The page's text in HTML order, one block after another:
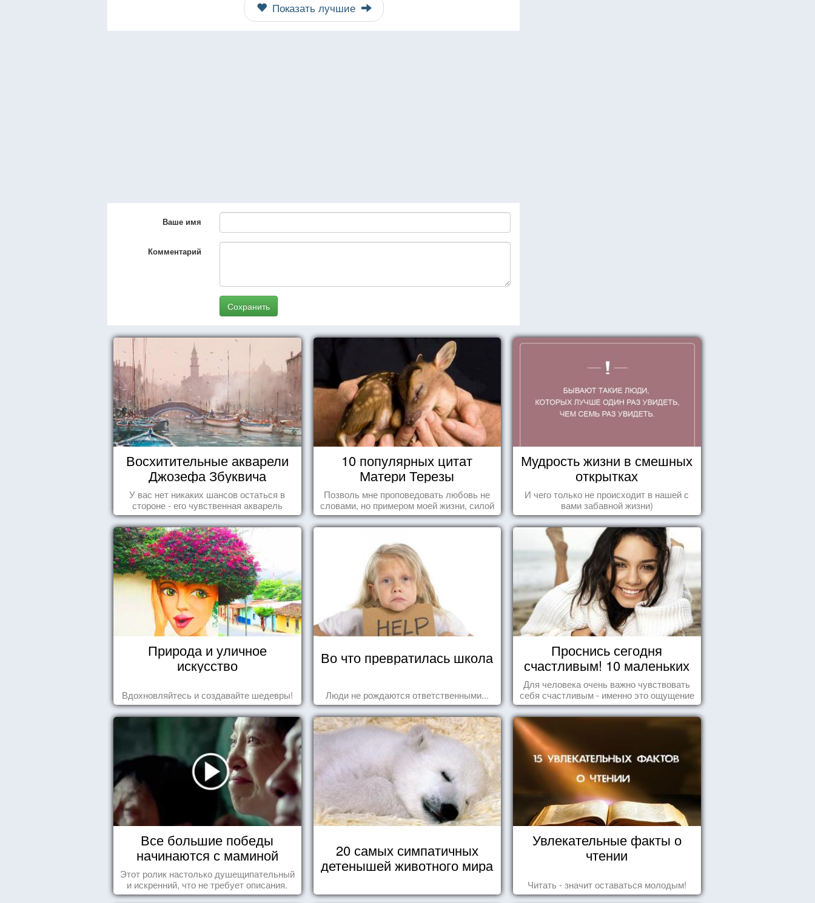
Показать лучшие
Ваше имя
Комментарий
Сохранить
Восхитительные акварели
Джозефа Збуквича
У вас нет никаких шансов остаться в
стороне - его чувственная акварель
покорила жителей всего мира.
10 популярных цитат
Матери Терезы
Позволь мне проповедовать любовь не
словами, но примером моей жизни, силой
влечения, воодушевляющим влиянием ...
Мудрость жизни в смешных
открытках
И чего только не происходит в нашей с
вами забавной жизни)
Природа и уличное
искусство
Вдохновляйтесь и создавайте шедевры!
Во что превратилась школа
Люди не рождаются ответственными...
Проснись сегодня
счастливым! 10 маленьких
радостей настоящего
Счастья
Для человека очень важно чувствовать
себя счастливым - именно это ощущение
дарит позитивные эмоции и превращает
каждый день в маленький праздник.
Все большие победы
начинаются с маминой
колыбели
Этот ролик настолько душещипательный
и искренний, что не требует описания.
20 самых симпатичных
детенышей животного мира
Увлекательные факты о
чтении
Читать - значит оставаться молодым!